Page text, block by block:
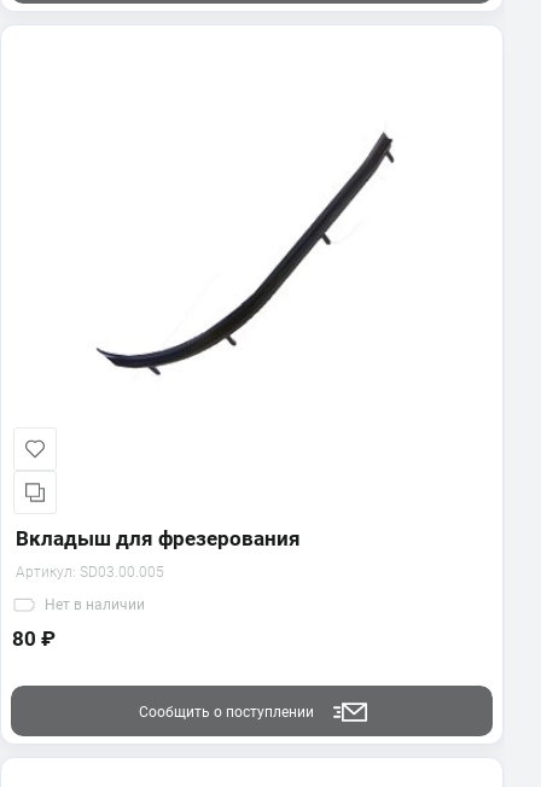
Вкладыш для фрезерования
Артикул: SD03.00.005
Нет в наличии
80 ₽
Сообщить о поступлении